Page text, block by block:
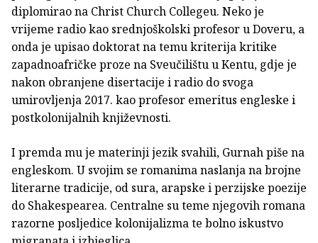
diplomirao na Christ Church Collegeu. Neko je
vrijeme radio kao srednjoškolski profesor u Doveru, a
onda je upisao doktorat na temu kriterija kritike
zapadnoafričke proze na Sveučilištu u Kentu, gdje je
nakon obranjene disertacije i radio do svoga
umirovljenja 2017. kao profesor emeritus engleske i
postkolonijalnih književnosti.
I premda mu je materinji jezik svahili, Gurnah piše na
engleskom. U svojim se romanima naslanja na brojne
literarne tradicije, od sura, arapske i perzijske poezije
do Shakespearea. Centralne su teme njegovih romana
razorne posljedice kolonijalizma te bolno iskustvo